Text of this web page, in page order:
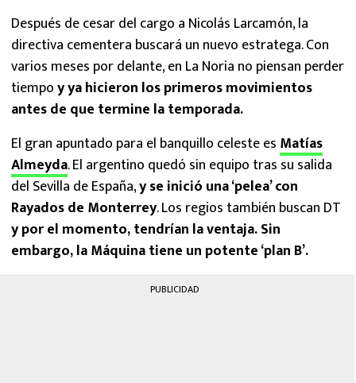
Después de cesar del cargo a Nicolás Larcamón, la
directiva cementera buscará un nuevo estratega. Con
varios meses por delante, en La Noria no piensan perder
tiempoy ya hicieron los primeros movimientos
antes de que termine la temporada.
El gran apuntado para el banquillo celeste es Matías
Almeyda. El argentino quedó sin equipo tras su salida
del Sevilla de España,y se inició una ‘pelea’ con
Rayados de Monterrey. Los regios también buscan DT
y por el momento, tendrían la ventaja. Sin
embargo, la Máquina tiene un potente ‘plan B’.
PUBLICIDAD